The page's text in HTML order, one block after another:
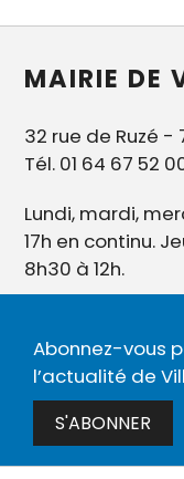
MAIRIE DE
32 rue de Ruzé -
Tél. 01 64 67 52
Lundi, mardi,
17h en continu.
8h30 à 12h.
Abonnez-vous
l’actualité de
S'ABONNER